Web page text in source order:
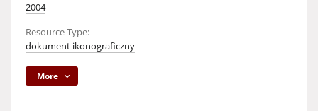
2004
Resource Type:
dokument ikonograficzny
More